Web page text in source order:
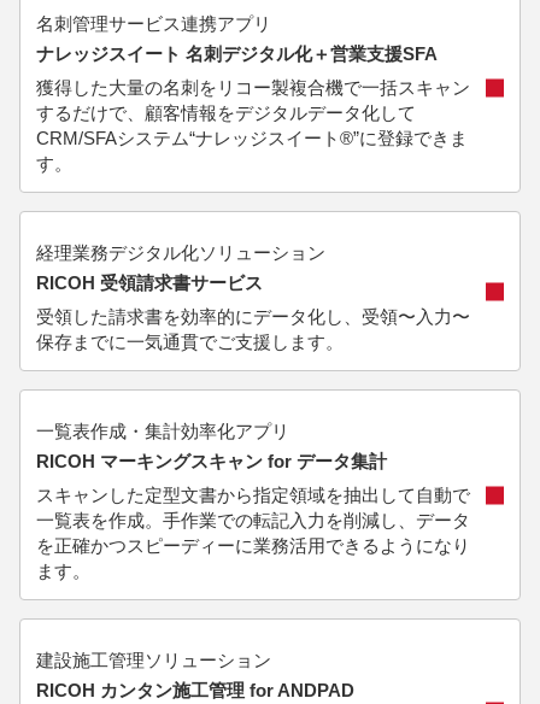
名刺管理サービス連携アプリ
ナレッジスイート 名刺デジタル化＋営業支援SFA
獲得した大量の名刺をリコー製複合機で一括スキャン
するだけで、顧客情報をデジタルデータ化して
CRM/SFAシステム“ナレッジスイート®”に登録できま
す。
経理業務デジタル化ソリューション
RICOH 受領請求書サービス
受領した請求書を効率的にデータ化し、受領〜入力〜
保存までに一気通貫でご支援します。
一覧表作成・集計効率化アプリ
RICOH マーキングスキャン for データ集計
スキャンした定型文書から指定領域を抽出して自動で
一覧表を作成。手作業での転記入力を削減し、データ
を正確かつスピーディーに業務活用できるようになり
ます。
建設施工管理ソリューション
RICOH カンタン施工管理 for ANDPAD